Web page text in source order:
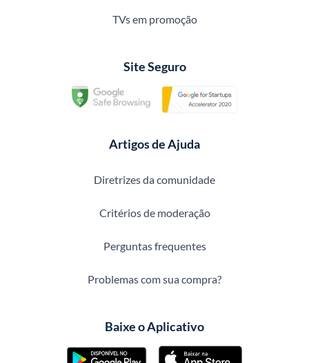
TVs em promoção
Site Seguro
Artigos de Ajuda
Diretrizes da comunidade
Critérios de moderação
Perguntas frequentes
Problemas com sua compra?
Baixe o Aplicativo